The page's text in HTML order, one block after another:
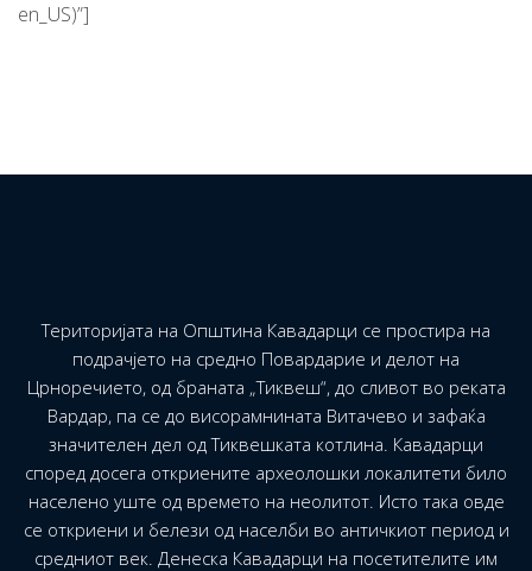
en_US)”]
Територијата на Општина Кавадарци се простира на
подрачјето на средно Повардарие и делот на
Црноречието, од браната „Тиквеш“, до сливот во реката
Вардар, па се до висорамнината Витачево и зафаќа
значителен дел од Тиквешката котлина. Кавадарци
според досега откриените археолошки локалитети било
населено уште од времето на неолитот. Исто така овде
се откриени и белези од населби во античкиот период и
средниот век. Денеска Кавадарци на посетителите им